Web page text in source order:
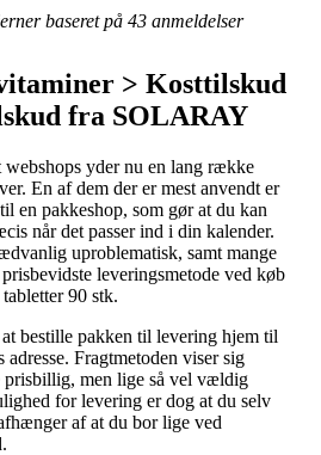
baseret på 43 anmeldelser
> Kosttilskud
fra SOLARAY
webshops yder nu en lang række
En af dem der er mest anvendt er
en pakkeshop, som gør at du kan
når det passer ind i din kalender.
uproblematisk, samt mange
leveringsmetode ved køb
90 stk.
bestille pakken til levering hjem til
Fragtmetoden viser sig
men lige så vel vældig
for levering er dog at du selv
af at du bor lige ved